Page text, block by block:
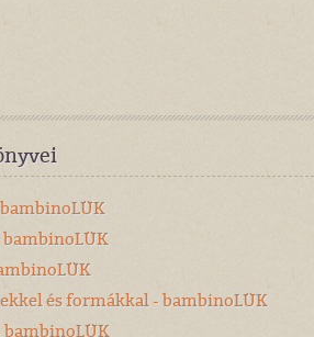
és formákkal - bambinoLÜK
bambinoLÜK